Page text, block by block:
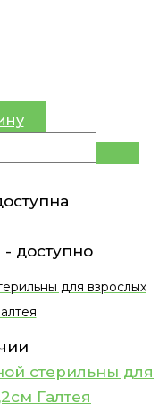
- доступно
для взрослых
стерильны для
Галтея